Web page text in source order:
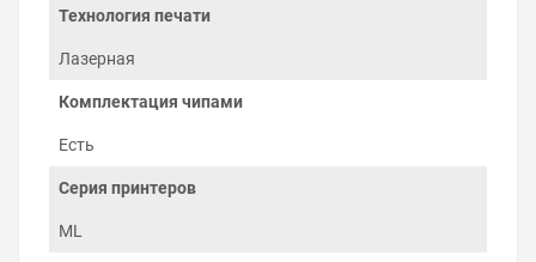
Технология печати
Лазерная
Комплектация чипами
Есть
Серия принтеров
ML